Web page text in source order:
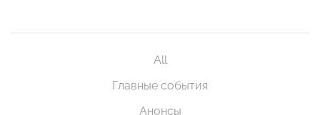
All
Главные события
Анонсы